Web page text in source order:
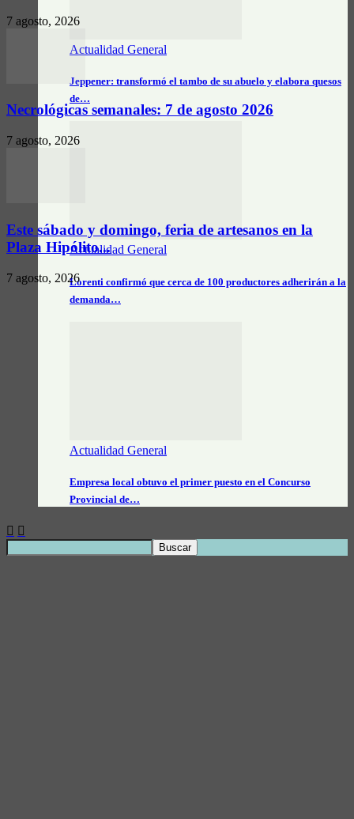
Actualidad General
Jeppener: transformó el tambo de su abuelo y elabora quesos
de…
Actualidad General
Lorenti confirmó que cerca de 100 productores adherirán a la
demanda…
Actualidad General
Empresa local obtuvo el primer puesto en el Concurso
Provincial de…
7 agosto, 2026
Necrológicas semanales: 7 de agosto 2026
7 agosto, 2026
Este sábado y domingo, feria de artesanos en la
Plaza Hipólito...
7 agosto, 2026